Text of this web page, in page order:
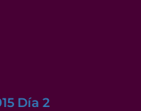
Día 2